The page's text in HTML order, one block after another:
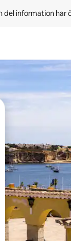
del information
nedåtpilarna